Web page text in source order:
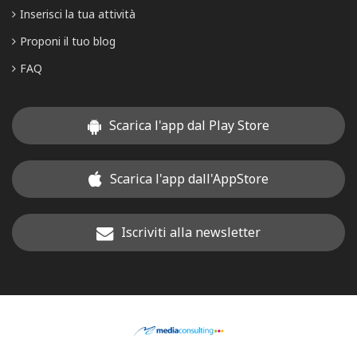
Inserisci la tua attività
Proponi il tuo blog
FAQ
Scarica l'app dal Play Store
Scarica l'app dall'AppStore
Iscriviti alla newsletter